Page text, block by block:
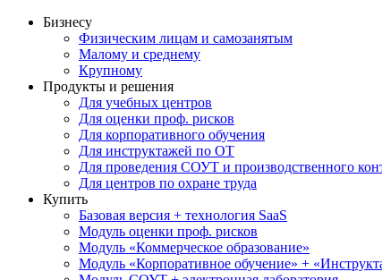
Бизнесу
Физическим лицам и самозанятым
Малому и среднему
Крупному
Продукты и решения
Для учебных центров
Для оценки проф. рисков
Для корпоративного обучения
Для инструктажей по ОТ
Для проведения СОУТ и производственного
Для центров по охране труда
Купить
Базовая версия + технология SaaS
Модуль оценки проф. рисков
Модуль «Коммерческое образование»
Модуль «Корпоративное обучение» +